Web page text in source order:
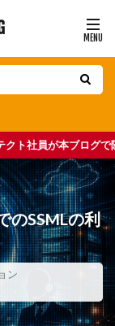
のSSMLの利
ン